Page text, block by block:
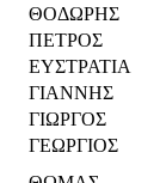
ΘΟΔΩΡΗΣ
ΠΕΤΡΟΣ
ΕΥΣΤΡΑΤΙΑ
ΓΙΑΝΝΗΣ
ΓΙΩΡΓΟΣ
ΓΕΩΡΓΙΟΣ